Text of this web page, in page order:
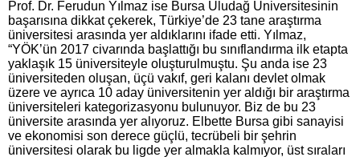
Prof. Dr. Ferudun Yılmaz ise Bursa Uludağ Üniversitesinin
başarısına dikkat çekerek, Türkiye’de 23 tane araştırma
üniversitesi arasında yer aldıklarını ifade etti. Yılmaz,
“YÖK’ün 2017 civarında başlattığı bu sınıflandırma ilk etapta
yaklaşık 15 üniversiteyle oluşturulmuştu. Şu anda ise 23
üniversiteden oluşan, üçü vakıf, geri kalanı devlet olmak
üzere ve ayrıca 10 aday üniversitenin yer aldığı bir araştırma
üniversiteleri kategorizasyonu bulunuyor. Biz de bu 23
üniversite arasında yer alıyoruz. Elbette Bursa gibi sanayisi
ve ekonomisi son derece güçlü, tecrübeli bir şehrin
üniversitesi olarak bu ligde yer almakla kalmıyor, üst sıraları